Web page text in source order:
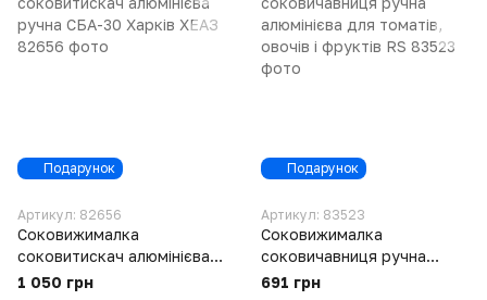
Подарунок
Артикул: 82656
Соковижималка
соковитискач алюмінієва
ручна СБА-30 Харків ХЕАЗ
1 050 грн
Подарунок
Артикул: 83523
Соковижималка
cоковичавниця ручна
алюмінієва для томатів,
691 грн